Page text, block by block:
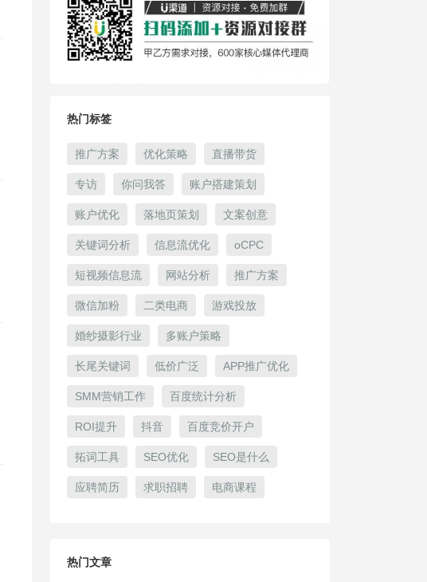
热门标签
推广方案 优化策略 直播带货
专访 你问我答 账户搭建策划
账户优化 落地页策划 文案创意
关键词分析 信息流优化 oCPC
短视频信息流 网站分析 推广方案
微信加粉 二类电商 游戏投放
婚纱摄影行业 多账户策略
长尾关键词 低价广泛 APP推广优化
SMM营销工作 百度统计分析
ROI提升 抖音 百度竞价开户
拓词工具 SEO优化 SEO是什么
应聘简历 求职招聘 电商课程
热门文章